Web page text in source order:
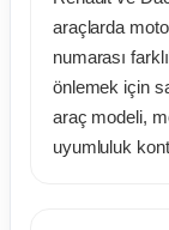
araçlarda
numarası
önlemek için
araç modeli,
uyumluluk